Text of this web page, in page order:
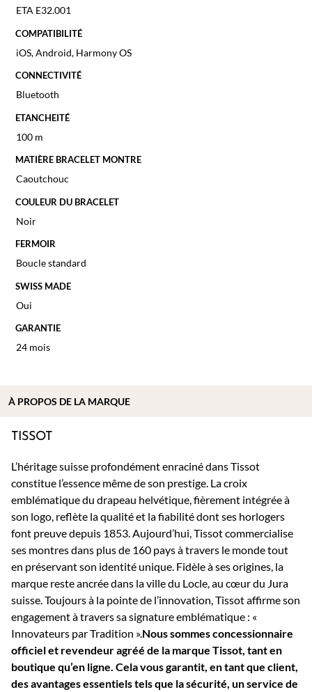
ETA E32.001
COMPATIBILITÉ
iOS, Android, Harmony OS
CONNECTIVITÉ
Bluetooth
ETANCHEITÉ
100 m
MATIÈRE BRACELET MONTRE
Caoutchouc
COULEUR DU BRACELET
Noir
FERMOIR
Boucle standard
SWISS MADE
Oui
GARANTIE
24 mois
TISSOT
L’héritage suisse profondément enraciné dans Tissot
constitue l’essence même de son prestige. La croix
emblématique du drapeau helvétique, fièrement intégrée à
son logo, reflète la qualité et la fiabilité dont ses horlogers
font preuve depuis 1853. Aujourd’hui, Tissot commercialise
ses montres dans plus de 160 pays à travers le monde tout
en préservant son identité unique. Fidèle à ses origines, la
marque reste ancrée dans la ville du Locle, au cœur du Jura
suisse. Toujours à la pointe de l’innovation, Tissot affirme son
engagement à travers sa signature emblématique : «
Innovateurs par Tradition ».Nous sommes concessionnaire
officiel et revendeur agréé de la marque Tissot, tant en
boutique qu’en ligne. Cela vous garantit, en tant que client,
des avantages essentiels tels que la sécurité, un service de
À PROPOS DE LA MARQUE